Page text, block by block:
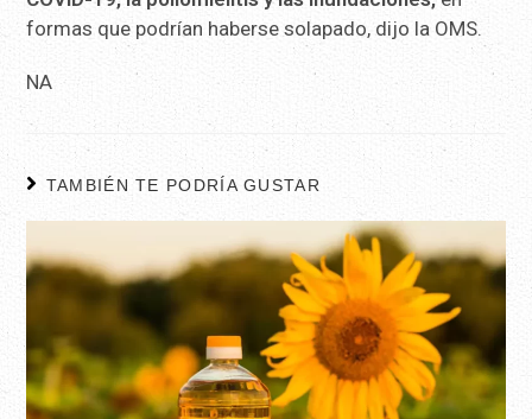
formas que podrían haberse solapado, dijo la OMS.
NA
TAMBIÉN TE PODRÍA GUSTAR